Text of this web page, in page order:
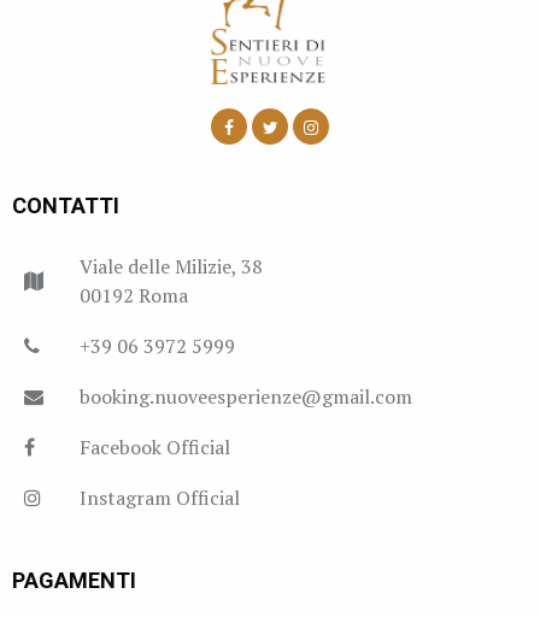
CONTATTI
Viale delle Milizie, 38
00192 Roma
+39 06 3972 5999
booking.nuoveesperienze@gmail.com
Facebook Official
Instagram Official
PAGAMENTI